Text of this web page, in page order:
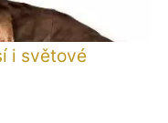
i světové